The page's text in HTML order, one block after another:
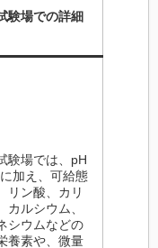
験場での詳細
験場では、pH
加え、可給態
リン酸、カリ
カルシウム、
シウムなどの
養素や、微量